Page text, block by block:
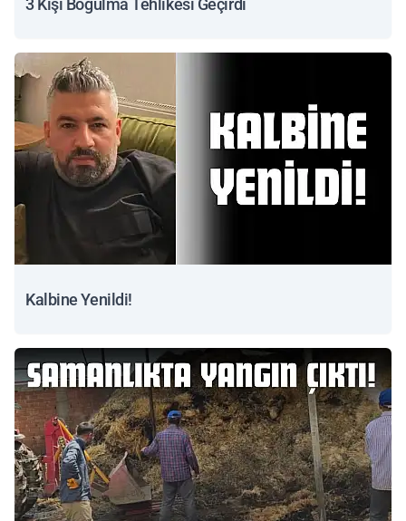
3 Kişi Boğulma Tehlikesi Geçirdi
Kalbine Yenildi!